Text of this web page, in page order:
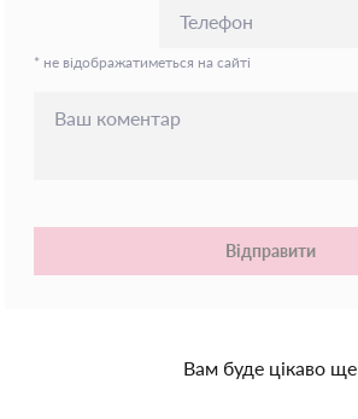
* не відображатиметься на сайті
Відправити
Вам буде цікаво ще